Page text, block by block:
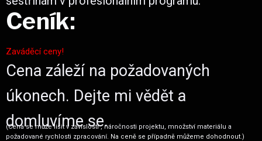
Ceník:
Zaváděcí ceny!
Cena záleží na požadovaných
úkonech. Dejte mi vědět a
domluvíme se.
(Cena se může lišit v závislosti , náročnosti projektu, množství materiálu a
požadované rychlosti zpracování. Na ceně se případně můžeme dohodnout. )